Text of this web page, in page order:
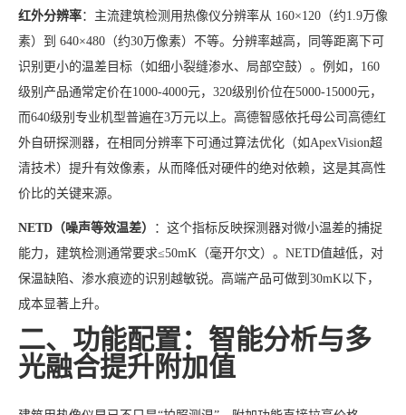
红外分辨率：主流建筑检测用热像仪分辨率从 160×120（约1.9万像
素）到 640×480（约30万像素）不等。分辨率越高，同等距离下可
识别更小的温差目标（如细小裂缝渗水、局部空鼓）。例如，160
级别产品通常定价在1000-4000元，320级别价位在5000-15000元，
而640级别专业机型普遍在3万元以上。高德智感依托母公司高德红
外自研探测器，在相同分辨率下可通过算法优化（如ApexVision超
清技术）提升有效像素，从而降低对硬件的绝对依赖，这是其高性
价比的关键来源。
NETD（噪声等效温差）
：这个指标反映探测器对微小温差的捕捉
能力，建筑检测通常要求≤50mK（毫开尔文）。NETD值越低，对
保温缺陷、渗水痕迹的识别越敏锐。高端产品可做到30mK以下，
成本显著上升。
二、功能配置：智能分析与多
光融合提升附加值